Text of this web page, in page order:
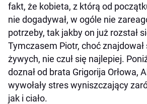
fakt, że kobieta, z którą od
nie dogadywał, w ogóle nie
potrzeby, tak jakby on już rozstał
Tymczasem Piotr, choć
żywych, nie czuł się najlepiej.
doznał od brata Grigorija Orłowa,
wywołały stres wyniszczający
jak i ciało.